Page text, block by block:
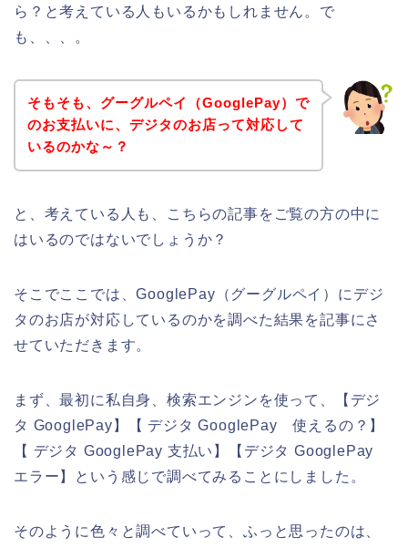
ら？と考えている人もいるかもしれません。で
も、、、。
そもそも、グーグルペイ（GooglePay）で
のお支払いに、デジタのお店って対応して
いるのかな～？
と、考えている人も、こちらの記事をご覧の方の中に
はいるのではないでしょうか？
そこでここでは、GooglePay（グーグルペイ）にデジ
タのお店が対応しているのかを調べた結果を記事にさ
せていただきます。
まず、最初に私自身、検索エンジンを使って、【デジ
タ GooglePay】【 デジタ GooglePay 使えるの？】
【 デジタ GooglePay 支払い】【デジタ GooglePay
エラー】という感じで調べてみることにしました。
そのように色々と調べていって、ふっと思ったのは、